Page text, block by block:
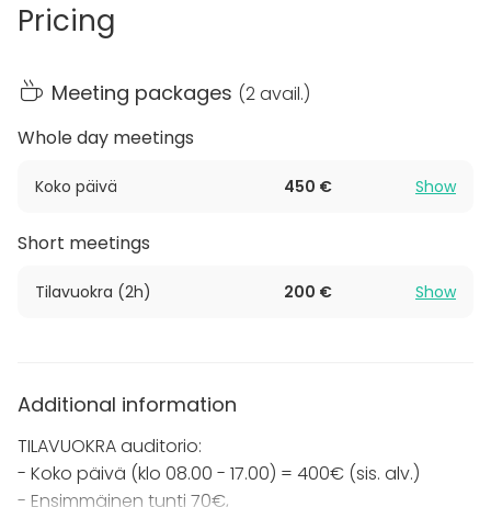
Tilaisuuden väliajalla voi kokoontua avarassa
viihtyisää ja valoisaa kabinettia, johon mahtuu
väljästi ja miellyttävästi 24 henkilöä kokoustamaan
ja/tai ruokailemaan.
Wc-tiloja löytyy sekä 1. kerroksen että 2. kerroksen
ja julkisen liikenteen pysäkki suoraan talon edessä.
Annamme mielellämme lisätietoja ja vastaamme
Pricing
Meeting packages (2 avail.)
Whole day meetings
Koko päivä 450 € Show
Short meetings
Tilavuokra (2h) 200 € Show
Additional information
TILAVUOKRA auditorio:
- Koko päivä (klo 08.00 - 17.00) = 400€ (sis. alv.)
- Ensimmäinen tunti 70€,